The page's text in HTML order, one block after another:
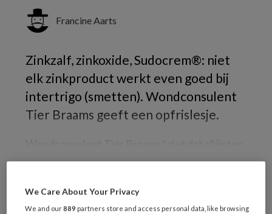
Francine Aarts
Zinkzalf, zinkoxide, Sudocrem®: niet
elk zinkproduct werkt even goed bij
intertrigo (smetten). Wondconsulent
Tier Braams geeft een opfrislesje.
PREMIUM
We Care About Your Privacy
We and our889 partners store and access personal data, like browsing